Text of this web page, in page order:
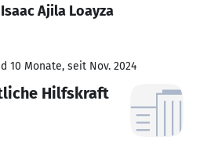
Ajila Loayza
10 Monate, seit Nov. 2024
Hilfskraft